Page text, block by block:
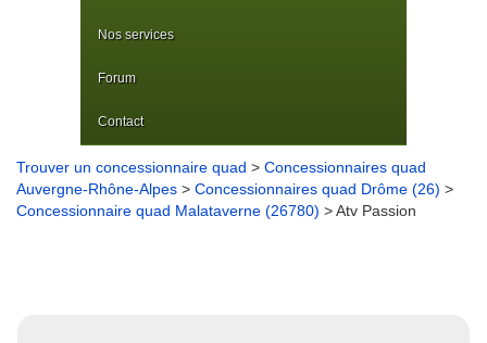
Nos services
Forum
Contact
Trouver un concessionnaire quad > Concessionnaires quad
Auvergne-Rhône-Alpes > Concessionnaires quad Drôme (26) >
Concessionnaire quad Malataverne (26780) > Atv Passion